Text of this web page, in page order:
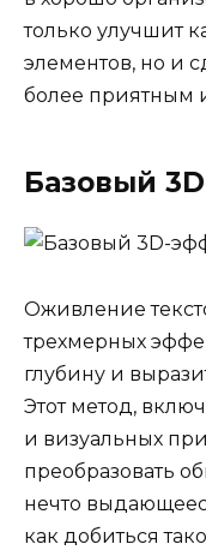
только улучшит
элементов, но и
более приятным
Базовый
Оживление
трехмерных
глубину и
Этот метод,
и визуальных
преобразовать
нечто
как добиться